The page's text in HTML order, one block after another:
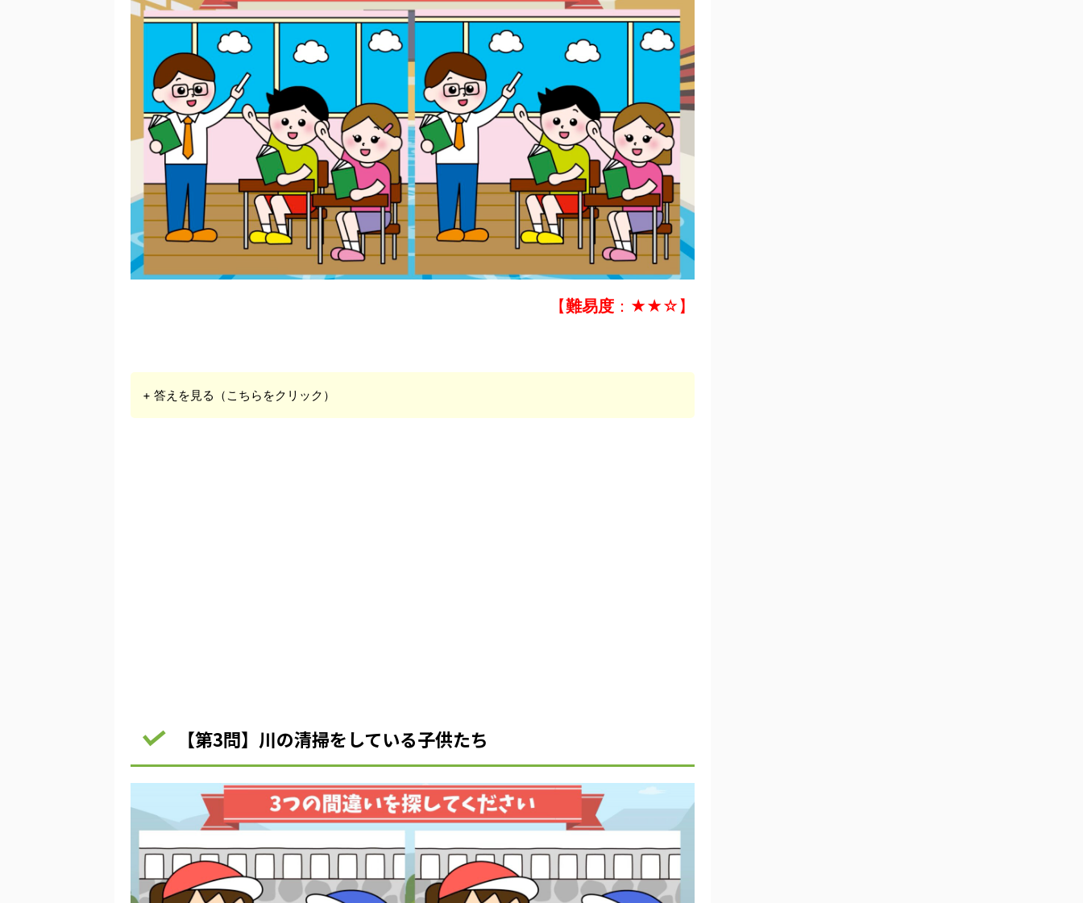
【難易度 ：★★☆】
+ 答えを見る（こちらをクリック）
【第3問】川の清掃をしている子供たち